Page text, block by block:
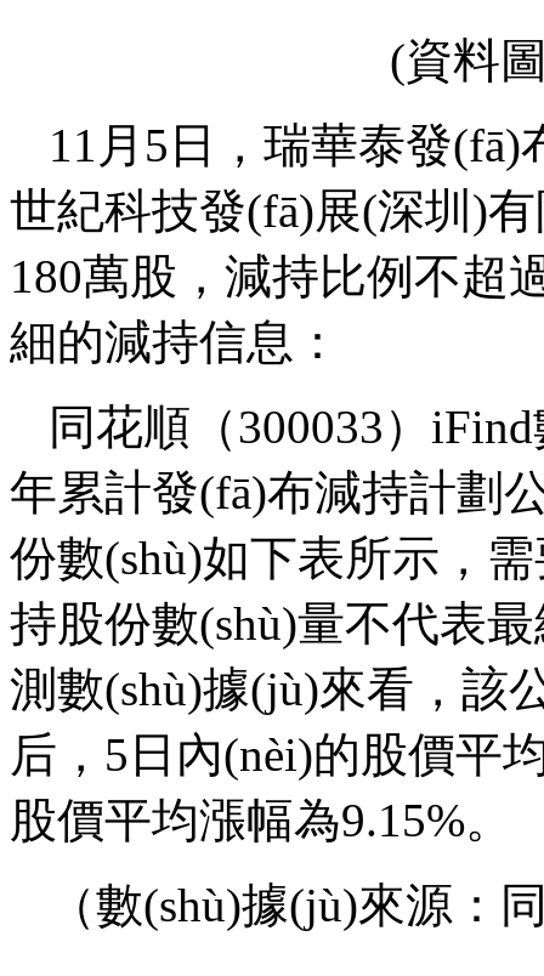
(資料
11月5日，瑞華泰發(fā)
世紀科技發(fā)展(深圳)
180萬股，減持比例不
細的減持信息：
同花順（300033）iFind
年累計發(fā)布減持計劃
份數(shù)如下表所示
持股份數(shù)量不代表最
測數(shù)據(jù)來看，該
后，5日內(nèi)的股價平
股價平均漲幅為9.15%。
（數(shù)據(jù)來源：